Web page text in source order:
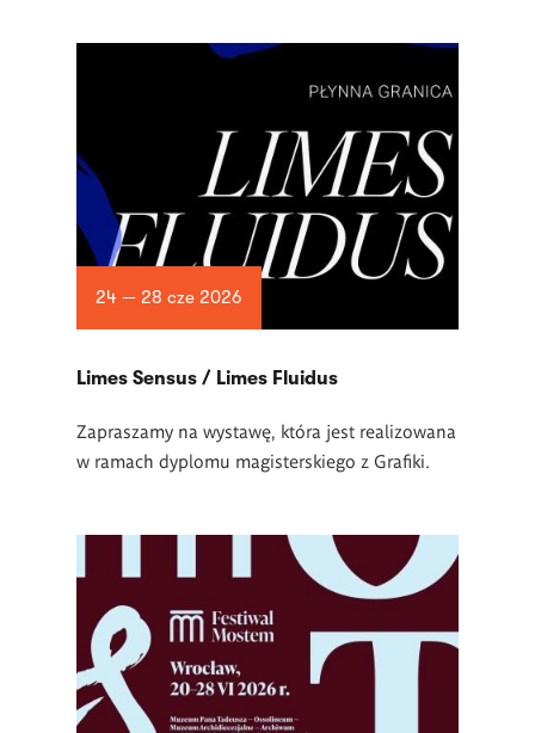
24 — 28 cze 2026
Limes Sensus / Limes Fluidus
Zapraszamy na wystawę, która jest realizowana
w ramach dyplomu magisterskiego z Grafiki.